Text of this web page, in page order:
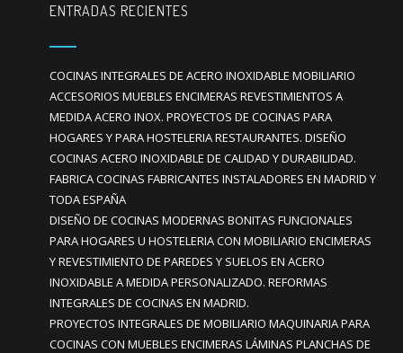
ENTRADAS RECIENTES
COCINAS INTEGRALES DE ACERO INOXIDABLE MOBILIARIO
ACCESORIOS MUEBLES ENCIMERAS REVESTIMIENTOS A
MEDIDA ACERO INOX. PROYECTOS DE COCINAS PARA
HOGARES Y PARA HOSTELERIA RESTAURANTES. DISEÑO
COCINAS ACERO INOXIDABLE DE CALIDAD Y DURABILIDAD.
FABRICA COCINAS FABRICANTES INSTALADORES EN MADRID Y
TODA ESPAÑA
DISEÑO DE COCINAS MODERNAS BONITAS FUNCIONALES
PARA HOGARES U HOSTELERIA CON MOBILIARIO ENCIMERAS
Y REVESTIMIENTO DE PAREDES Y SUELOS EN ACERO
INOXIDABLE A MEDIDA PERSONALIZADO. REFORMAS
INTEGRALES DE COCINAS EN MADRID.
PROYECTOS INTEGRALES DE MOBILIARIO MAQUINARIA PARA
COCINAS CON MUEBLES ENCIMERAS LÁMINAS PLANCHAS DE